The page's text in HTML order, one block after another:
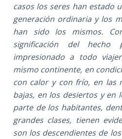
casos los seres han estado
generación ordinaria y los
han sido los mismos.
significación del hecho
impresionado a todo
mismo continente, en
con calor y con frío, en las
bajas, en los desiertos y en
parte de los habitantes,
grandes clases, tienen
son los descendientes de